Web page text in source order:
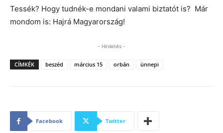
Tessék? Hogy tudnék-e mondani valami biztatót is? Már
mondom is: Hajrá Magyarország!
- Hirdetés -
CÍMKÉK beszéd március 15 orbán ünnepi
Facebook Twitter